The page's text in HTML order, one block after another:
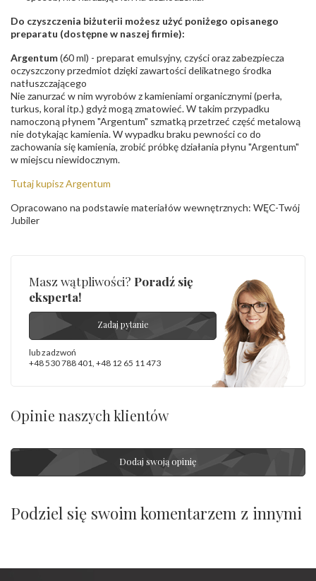
Do czyszczenia biżuterii możesz użyć poniżego opisanego
preparatu (dostępne w naszej firmie):
Argentum(60 ml) - preparat emulsyjny, czyści oraz zabezpiecza
oczyszczony przedmiot dzięki zawartości delikatnego środka
natłuszczającego
Nie zanurzać w nim wyrobów z kamieniami organicznymi (perła,
turkus, koral itp.) gdyż mogą zmatowieć. W takim przypadku
namoczoną płynem "Argentum" szmatką przetrzeć część metalową
nie dotykając kamienia. W wypadku braku pewności co do
zachowania się kamienia, zrobić próbkę działania płynu "Argentum"
w miejscu niewidocznym.
Tutaj kupisz Argentum
Opracowano na podstawie materiałów wewnętrznych: WĘC-Twój
Jubiler
Masz wątpliwości? Poradź się
eksperta!
Zadaj pytanie
lub zadzwoń
+48 530 788 401 +48 12 65 11 473
Opinie naszych klientów
Dodaj swoją opinię
Podziel się swoim komentarzem z innymi